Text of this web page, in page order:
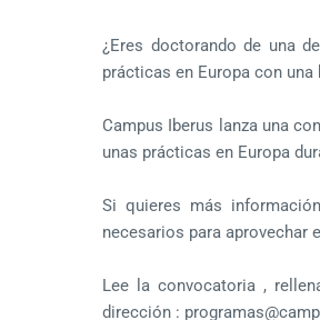
¿Eres doctorando de una
prácticas en Europa con una
Campus Iberus lanza una
unas prácticas en Europa
Si quieres más
necesarios para aprovechar
Lee la convocatoria ,
dirección :